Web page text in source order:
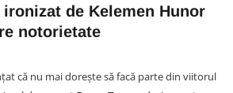
de Kelemen Hunor
notorietate
că nu mai dorește să facă parte din viitorul